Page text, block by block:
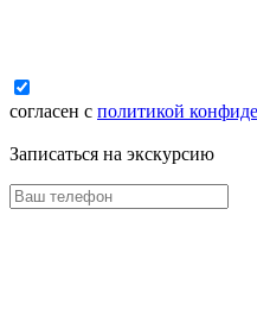
согласен с политикой
Записаться на экскурсию